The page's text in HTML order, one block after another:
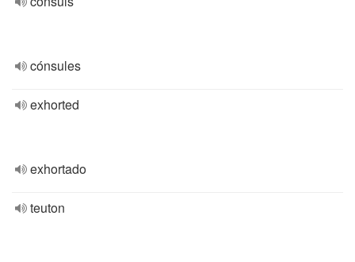
cónsules
exhorted
exhortado
teuton